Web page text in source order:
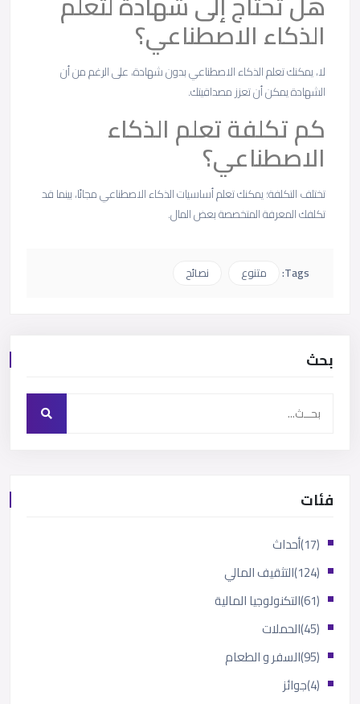
الذكاء الاصطناعي؟
لا، يمكنك تعلم الذكاء الاصطناعي بدون شهادة، على الرغم من أن
الشهادة يمكن أن تعزز مصداقيتك.
كم تكلفة تعلم الذكاء
الاصطناعي؟
تختلف التكلفة؛ يمكنك تعلم أساسيات الذكاء الاصطناعي مجانًا، بينما قد
تكلفك المعرفة المتخصصة بعض المال.
Tags: متنوع نصائح
بحث
فئات
أحداث
(17)
التثقيف المالي
(124)
التكنولوجيا المالية
(61)
الحملات
(45)
السفر و الطعام
(95)
جوائز (4)